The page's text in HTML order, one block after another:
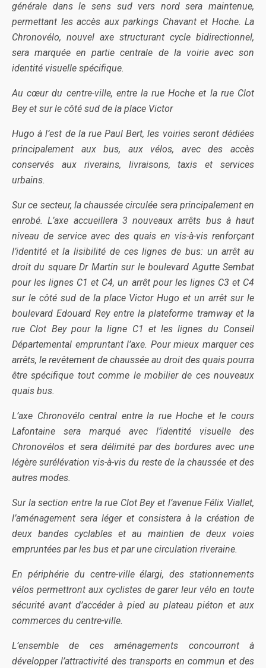
générale dans le sens sud vers nord sera maintenue,
permettant les accès aux parkings Chavant et Hoche. La
Chronovélo, nouvel axe structurant cycle bidirectionnel,
sera marquée en partie centrale de la voirie avec son
identité visuelle spécifique.
Au cœur du centre-ville, entre la rue Hoche et la rue Clot
Bey et sur le côté sud de la place Victor
Hugo à l’est de la rue Paul Bert, les voiries seront dédiées
principalement aux bus, aux vélos, avec des accès
conservés aux riverains, livraisons, taxis et services
urbains.
Sur ce secteur, la chaussée circulée sera principalement en
enrobé. L’axe accueillera 3 nouveaux arrêts bus à haut
niveau de service avec des quais en vis-à-vis renforçant
l’identité et la lisibilité de ces lignes de bus: un arrêt au
droit du square Dr Martin sur le boulevard Agutte Sembat
pour les lignes C1 et C4, un arrêt pour les lignes C3 et C4
sur le côté sud de la place Victor Hugo et un arrêt sur le
boulevard Edouard Rey entre la plateforme tramway et la
rue Clot Bey pour la ligne C1 et les lignes du Conseil
Départemental empruntant l’axe. Pour mieux marquer ces
arrêts, le revêtement de chaussée au droit des quais pourra
être spécifique tout comme le mobilier de ces nouveaux
quais bus.
L’axe Chronovélo central entre la rue Hoche et le cours
Lafontaine sera marqué avec l’identité visuelle des
Chronovélos et sera délimité par des bordures avec une
légère surélévation vis-à-vis du reste de la chaussée et des
autres modes.
Sur la section entre la rue Clot Bey et l’avenue Félix Viallet,
l’aménagement sera léger et consistera à la création de
deux bandes cyclables et au maintien de deux voies
empruntées par les bus et par une circulation riveraine.
En périphérie du centre-ville élargi, des stationnements
vélos permettront aux cyclistes de garer leur vélo en toute
sécurité avant d’accéder à pied au plateau piéton et aux
commerces du centre-ville.
L’ensemble de ces aménagements concourront à
développer l’attractivité des transports en commun et des